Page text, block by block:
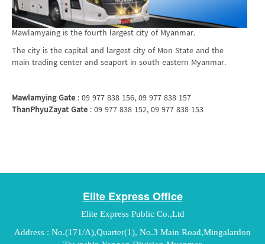
Mawlamyaing is the fourth largest city of Myanmar.
The city is the capital and largest city of Mon State and the
main trading center and seaport in south eastern Myanmar.
Mawlamying Gate : 09 977 838 156, 09 977 838 157
ThanPhyuZayat Gate : 09 977 838 152, 09 977 838 153
Elite Express Office
Elite Express Public Co.,Ltd
Address : No.(171/A),Quarter(1), No.3 Main Road,Mingalardon